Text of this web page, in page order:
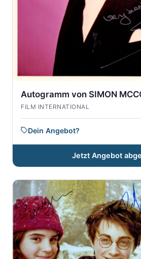
Autogramm von SIMON
FILM INTERNATIONAL
Dein Angebot?
Jetzt Angebot